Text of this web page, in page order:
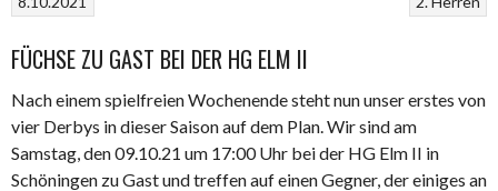
FÜCHSE ZU GAST BEI DER HG ELM II
Nach einem spielfreien Wochenende steht nun unser erstes von
vier Derbys in dieser Saison auf dem Plan. Wir sind am
Samstag, den 09.10.21 um 17:00 Uhr bei der HG Elm II in
Schöningen zu Gast und treffen auf einen Gegner, der einiges an